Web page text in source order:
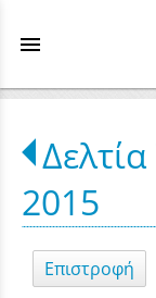
menu
2015
Επιστροφή